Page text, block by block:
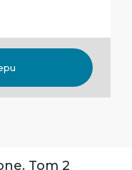
Tom 2